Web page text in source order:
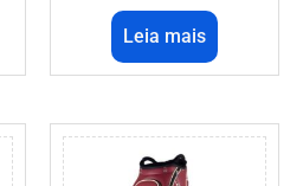
Leia mais